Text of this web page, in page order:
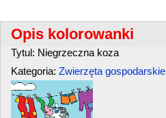
Opis kolorowanki
Tytul: Niegrzeczna koza
Kategoria: Zwierzęta gospodarskie